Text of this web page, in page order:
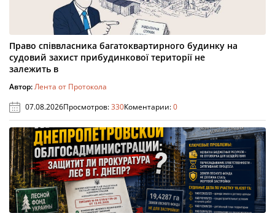
Право співвласника багатоквартирного будинку на
судовий захист прибудинкової території не
залежить в
Автор:Лента от Протокола
07.08.2026Просмотров:330Коментарии:0